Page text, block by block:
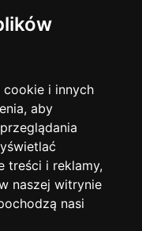
i innych
aby
treści i reklamy,
naszej witrynie
nasi
rozkroju